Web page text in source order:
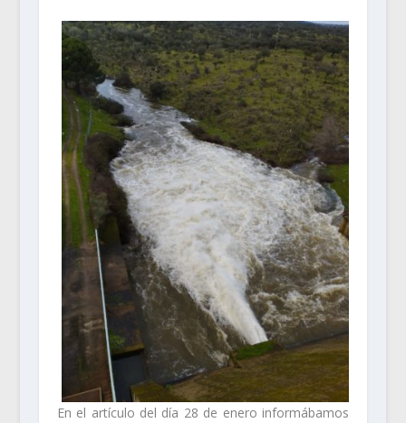
En el artículo del día 28 de enero informábamos